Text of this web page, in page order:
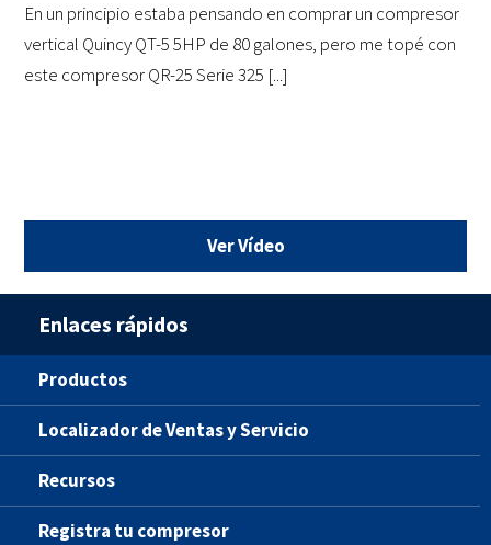
En un principio estaba pensando en comprar un compresor
vertical Quincy QT-5 5HP de 80 galones, pero me topé con
este compresor QR-25 Serie 325 [...]
Ver Vídeo
Enlaces rápidos
Productos
Localizador de Ventas y Servicio
Recursos
Registra tu compresor